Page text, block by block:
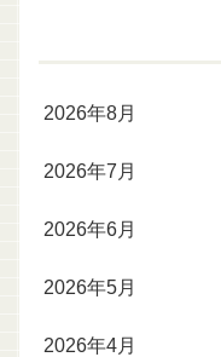
2026年8月
2026年7月
2026年6月
2026年5月
2026年4月